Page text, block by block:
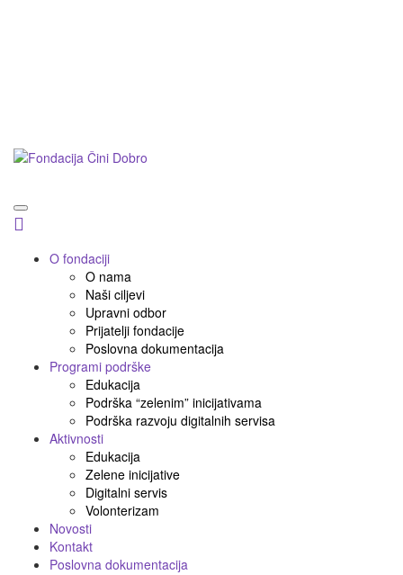
O fondaciji
O nama
Naši ciljevi
Upravni odbor
Prijatelji fondacije
Poslovna dokumentacija
Programi podrške
Edukacija
Podrška “zelenim” inicijativama
Podrška razvoju digitalnih servisa
Aktivnosti
Edukacija
Zelene inicijative
Digitalni servis
Volonterizam
Novosti
Kontakt
Poslovna dokumentacija